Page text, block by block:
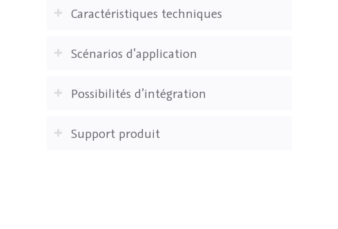
Caractéristiques techniques
Scénarios d’application
Possibilités d’intégration
Support produit